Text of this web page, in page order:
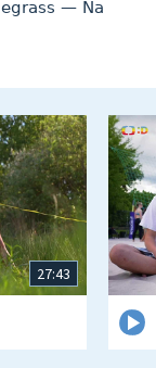
— Na
27:43